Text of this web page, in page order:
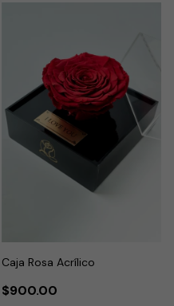
Caja Rosa Acrílico
$900.00